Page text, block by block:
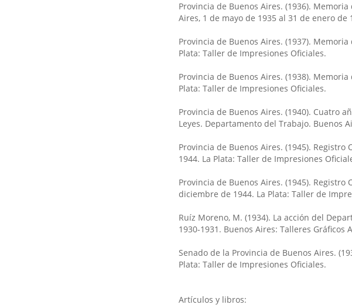
Provincia de Buenos Aires. (1936).
Aires, 1 de mayo de 1935 al 31 de enero
Provincia de Buenos Aires. (1937).
Plata: Taller de Impresiones Oficiales.
Provincia de Buenos Aires. (1938).
Plata: Taller de Impresiones Oficiales.
Provincia de Buenos Aires. (1940). Cuatro
Leyes. Departamento del Trabajo. Buenos
Provincia de Buenos Aires. (1945).
1944. La Plata: Taller de Impresiones
Provincia de Buenos Aires. (1945).
diciembre de 1944. La Plata: Taller de
Ruíz Moreno, M. (1934). La acción del
1930-1931. Buenos Aires: Talleres Gráficos
Senado de la Provincia de Buenos Aires.
Plata: Taller de Impresiones Oficiales.
Artículos y libros: